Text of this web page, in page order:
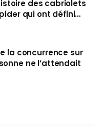
des cabriolets
qui ont défini
au vent
la concurrence sur
ne l’attendait